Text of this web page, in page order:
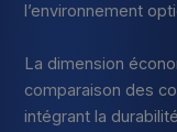
l’environnement
La dimension
comparaison des
intégrant la